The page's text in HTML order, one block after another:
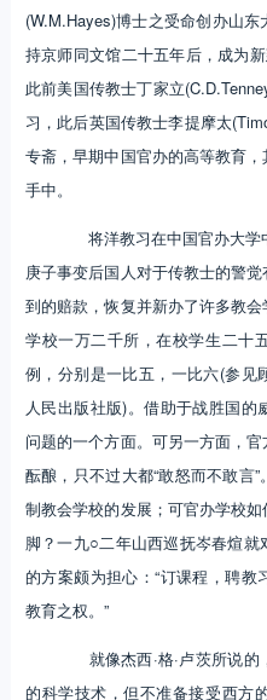
(W.M.Hayes)博士之受命创办山
持京师同文馆二十五年后，成为
此前美国传教士丁家立
习，此后英国传教士李提摩太
专斋，早期中国官办的高等教育
手中。
将洋教习在中国官办大学中
庚子事变后国人对于传教士的警
到的赔款，恢复并新办了许多教
学校一万二千所，在校学生二十
例，分别是一比五，一比六(参见
人民出版社版)。借助于战胜国的
问题的一个方面。可另一方面，
酝酿，只不过大都“敢怒而不敢言
制教会学校的发展；可官办学校
脚？一九○二年山西巡抚岑春煊
的方案颇为担心：“订课程，聘
教育之权。”
就像杰西·格·卢茨所说的
的科学技术，但不准备接受西方